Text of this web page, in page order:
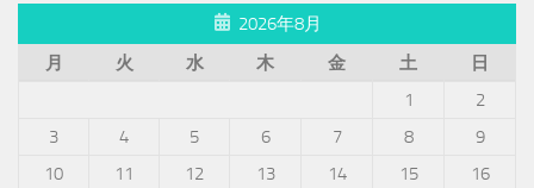
2026年8月
月
火 水 木 金 土
日
1
2
3
4 5 6 7 8
9
10
11 12 13 14 15
16